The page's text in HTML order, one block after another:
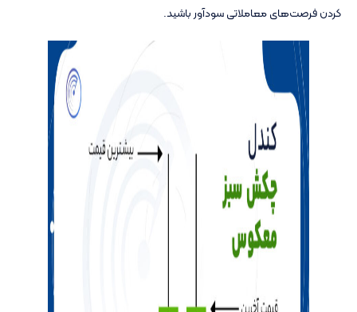
کردن فرصت‌های معاملاتی سودآور باشید.